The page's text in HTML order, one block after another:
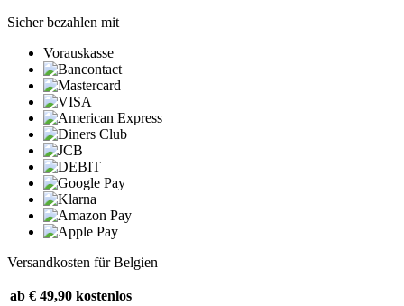
Sicher bezahlen mit
Vorauskasse
Versandkosten für Belgien
ab € 49,90 kostenlos